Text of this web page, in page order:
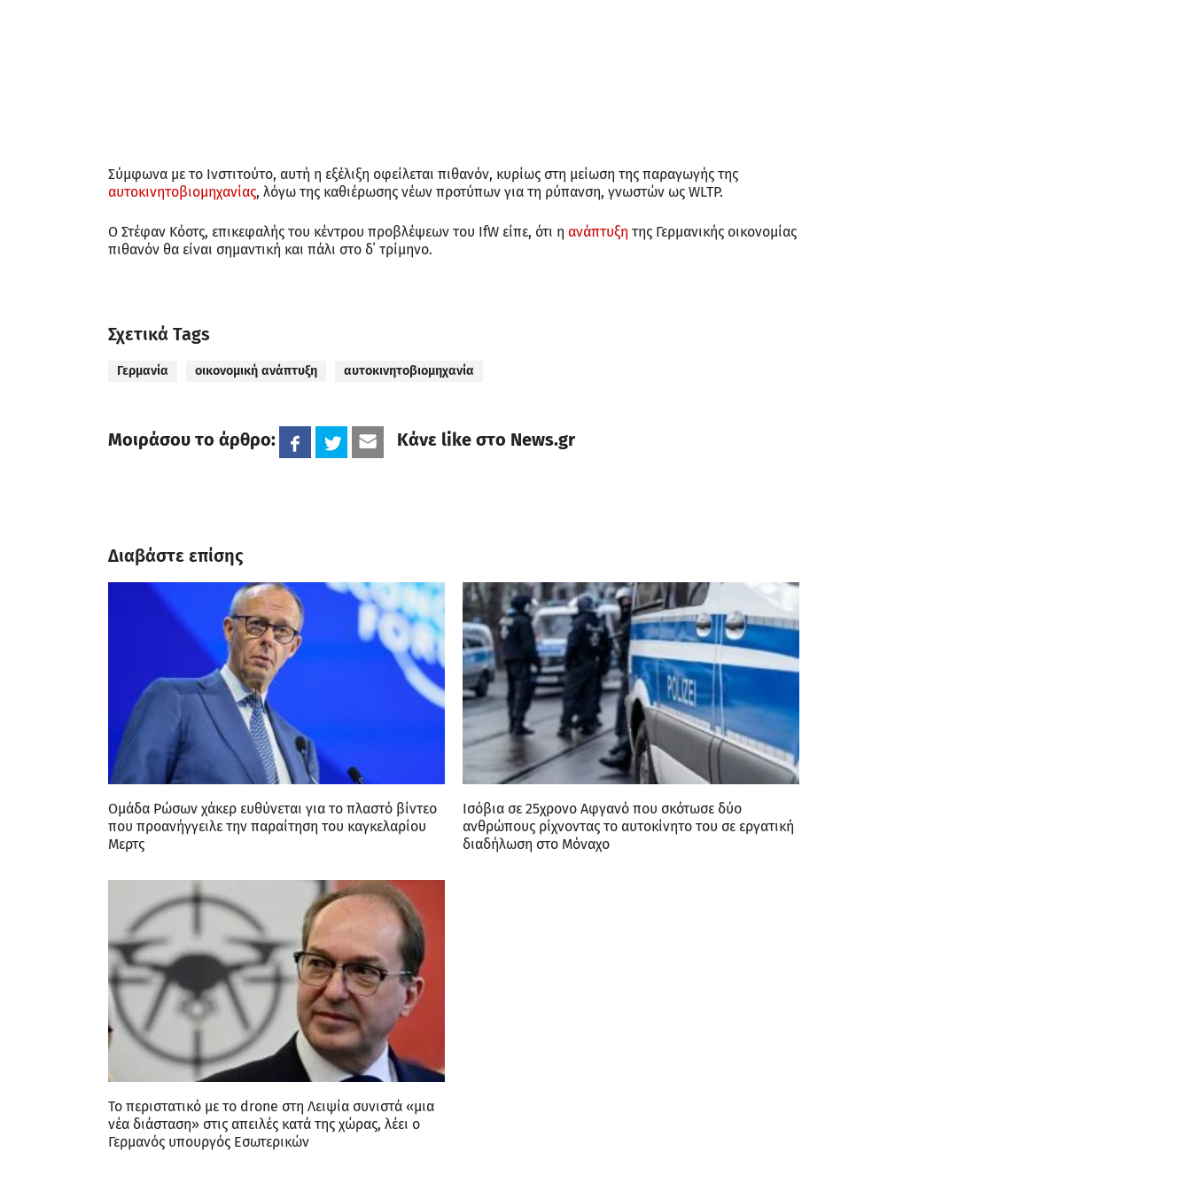
Σύμφωνα με το Ινστιτούτο, αυτή η εξέλιξη οφείλεται πιθανόν, κυρίως στη μείωση της παραγωγής της
αυτοκινητοβιομηχανίας, λόγω της καθιέρωσης νέων προτύπων για τη ρύπανση, γνωστών ως WLTP.
Ο Στέφαν Κόοτς, επικεφαλής του κέντρου προβλέψεων του IfW είπε, ότι η ανάπτυξη της Γερμανικής οικονομίας
πιθανόν θα είναι σημαντική και πάλι στο δ΄ τρίμηνο.
Σχετικά Tags
Γερμανία οικονομική ανάπτυξη αυτοκινητοβιομηχανία
Μοιράσου το άρθρο: Κάνε like στο News.gr
Διαβάστε επίσης
Ομάδα Ρώσων χάκερ ευθύνεται για το πλαστό βίντεο
που προανήγγειλε την παραίτηση του καγκελαρίου
Μερτς
Ισόβια σε 25χρονο Αφγανό που σκότωσε δύο
ανθρώπους ρίχνοντας το αυτοκίνητο του σε εργατική
διαδήλωση στο Μόναχο
Το περιστατικό με το drone στη Λειψία συνιστά «μια
νέα διάσταση» στις απειλές κατά της χώρας, λέει ο
Γερμανός υπουργός Εσωτερικών